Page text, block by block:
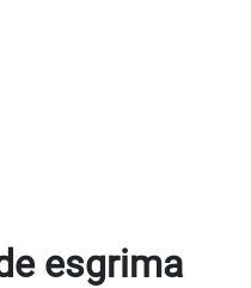
esgrima